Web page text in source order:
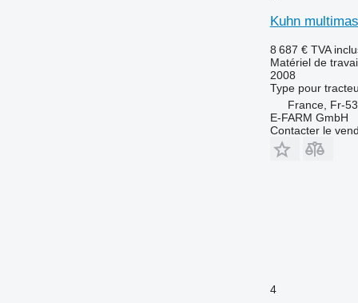
Kuhn
8 687 € TVA
Matériel de
2008
Type pour
France, Fr-
E-FARM GmbH
Contacter le
4